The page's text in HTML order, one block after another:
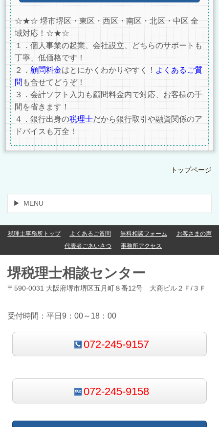
☆★☆ 堺市堺区・東区・西区・南区・北区・中区 全
域対応！☆★☆
１．個人事業の起業、会社設立、どちらのサポートも
丁寧、低価格です！
２． 顧問料金はとにかくわかりやすく！ よくあるご質
問 も合せてどうぞ！
３．会計ソフト入力も顧問料金内で対応、お客様の手
間を省きます！
４．銀行出身の税理士だから銀行取引や融資関係のア
ドバイスも万全！
トップページ
MENU
税理士事務所トップ よくあるご質問 無料相談フォーム
お客さまの声
代表者ごあいさつ
事務所アクセス
堺税理士相談センター
〒590-0031 大阪府堺市堺区五月町８番12号 大商ビル２Ｆ/３Ｆ
受付時間：平日9：00～18：00
072-245-9157
072-245-9158